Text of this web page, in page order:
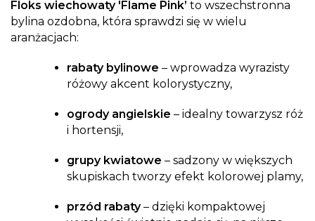
Floks wiechowaty 'Flame Pink’ to wszechstronna
bylina ozdobna, która sprawdzi się w wielu
aranżacjach:
rabaty bylinowe – wprowadza wyrazisty
różowy akcent kolorystyczny,
ogrody angielskie – idealny towarzysz róż
i hortensji,
grupy kwiatowe – sadzony w większych
skupiskach tworzy efekt kolorowej plamy,
przód rabaty– dzięki kompaktowej